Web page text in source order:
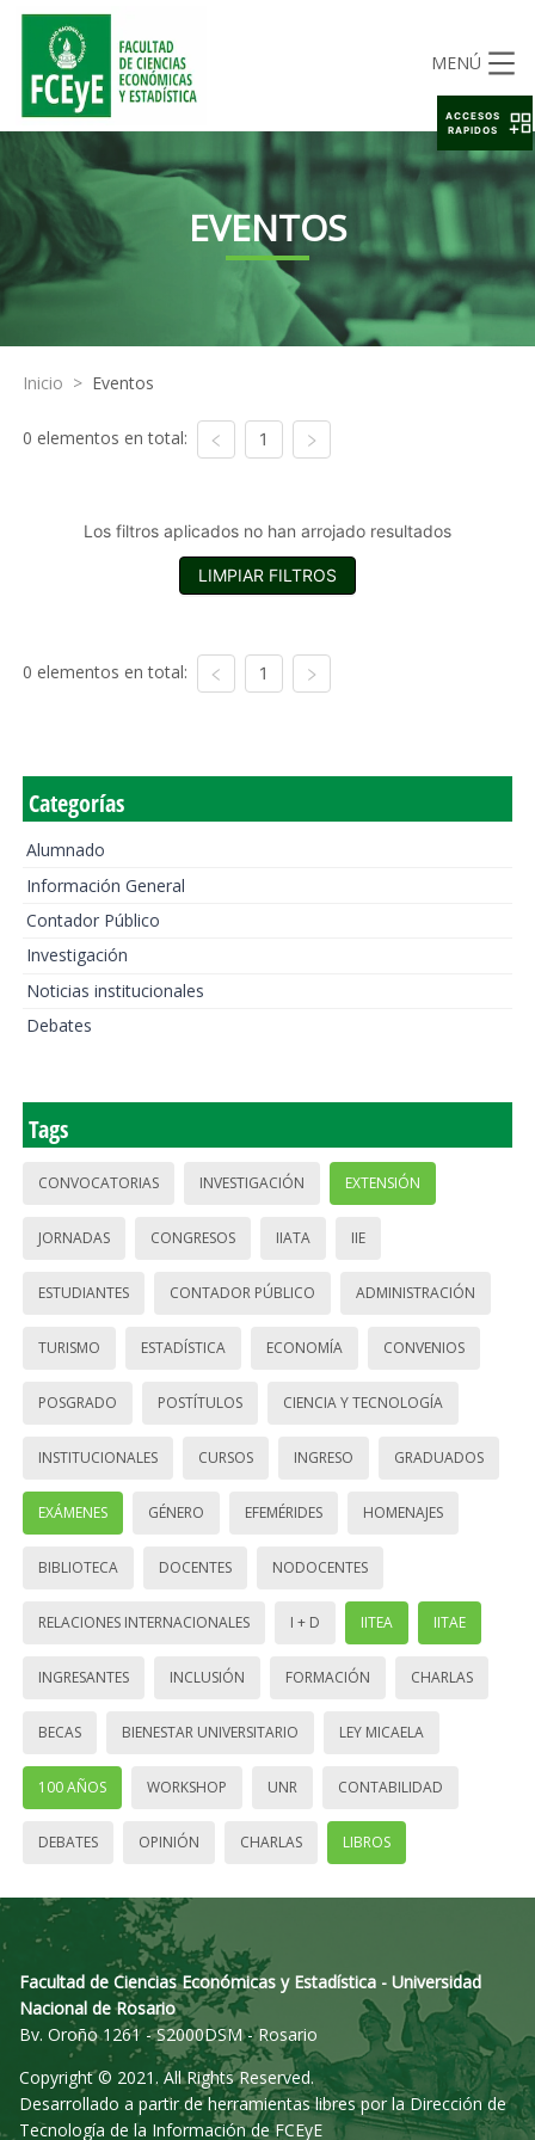
MENÚ
EVENTOS
Inicio > Eventos
0 elementos en total: 1
Los filtros aplicados no han arrojado resultados
LIMPIAR FILTROS
0 elementos en total: 1
Categorías
Alumnado
Información General
Contador Público
Investigación
Noticias institucionales
Debates
Tags
CONVOCATORIAS INVESTIGACIÓN EXTENSIÓN
JORNADAS CONGRESOS IIATA IIE
ESTUDIANTES CONTADOR PÚBLICO ADMINISTRACIÓN
TURISMO ESTADÍSTICA ECONOMÍA CONVENIOS
POSGRADO POSTÍTULOS CIENCIA Y TECNOLOGÍA
INSTITUCIONALES CURSOS INGRESO GRADUADOS
EXÁMENES GÉNERO EFEMÉRIDES HOMENAJES
BIBLIOTECA DOCENTES NODOCENTES
RELACIONES INTERNACIONALES I + D IITEA IITAE
INGRESANTES INCLUSIÓN FORMACIÓN CHARLAS
BECAS BIENESTAR UNIVERSITARIO LEY MICAELA
100 AÑOS WORKSHOP UNR CONTABILIDAD
DEBATES OPINIÓN CHARLAS LIBROS
Facultad de Ciencias Económicas y Estadística - Universidad
Nacional de Rosario
Bv. Oroño 1261 - S2000DSM - Rosario
Copyright © 2021. All Rights Reserved.
Desarrollado a partir de herramientas libres por la Dirección de
Tecnología de la Información de FCEyE
ACCESOS
RAPIDOS